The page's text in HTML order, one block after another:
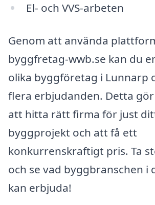
El- och VVS-arbeten
Genom att använda
byggfretag-wwb.se kan du
olika byggföretag i Lunnarp
flera erbjudanden. Detta
att hitta rätt firma för just
byggprojekt och att få ett
konkurrenskraftigt pris. Ta
och se vad byggbranschen i
kan erbjuda!